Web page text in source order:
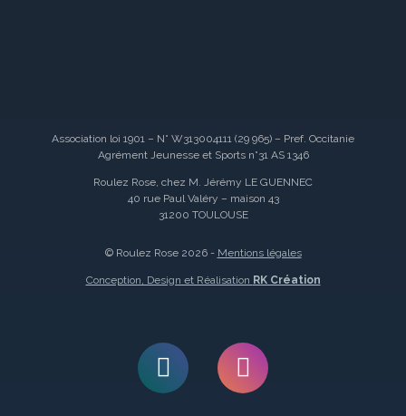
Association loi 1901 – N° W313004111 (29 965) – Pref. Occitanie
Agrément Jeunesse et Sports n°31 AS 1346
Roulez Rose, chez M. Jérémy LE GUENNEC
40 rue Paul Valéry – maison 43
31200 TOULOUSE
© Roulez Rose 2026 - Mentions légales
Conception, Design et Réalisation RK Création